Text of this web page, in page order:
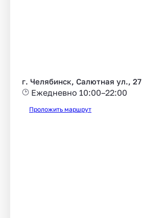
г. Челябинск, Салютная ул., 27
Ежедневно 10:00–22:00
Проложить маршрут